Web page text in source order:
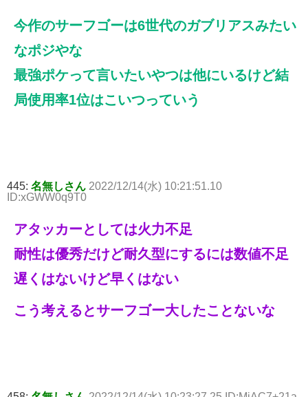
今作のサーフゴーは6世代のガブリアスみたい
なポジやな
最強ポケって言いたいやつは他にいるけど結
局使用率1位はこいつっていう
445: 名無しさん 2022/12/14(水) 10:21:51.10
ID:xGWW0q9T0
アタッカーとしては火力不足
耐性は優秀だけど耐久型にするには数値不足
遅くはないけど早くはない
こう考えるとサーフゴー大したことないな